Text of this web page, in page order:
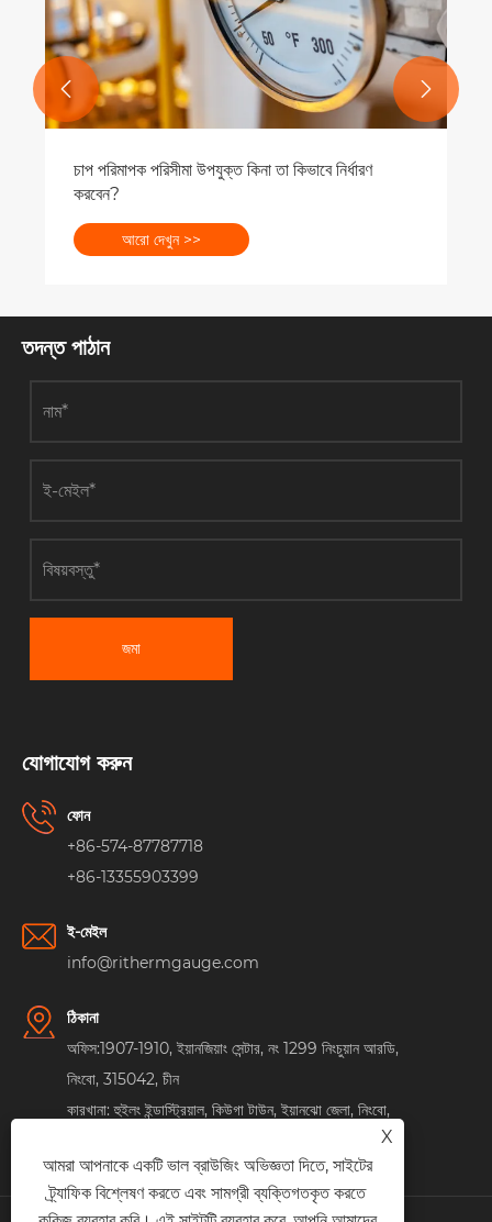
চাপ পরিমাপক পরিসীমা উপযুক্ত কিনা তা কিভাবে নির্ধারণ
করবেন?
আরো দেখুন >>
 
তদন্ত পাঠান
জমা
যোগাযোগ করুন
ফোন
+86-574-87787718
+86-13355903399
ই-মেইল
info@rithermgauge.com
ঠিকানা
অফিস:1907-1910, ইয়ানজিয়াং সেন্টার, নং 1299 নিংচুয়ান আরডি,
নিংবো, 315042, চীন
কারখানা: হুইলং ইন্ডাস্ট্রিয়াল, কিউগা টাউন, ইয়ানঝো জেলা, নিংবো,
X
আমরা আপনাকে একটি ভাল ব্রাউজিং অভিজ্ঞতা দিতে, সাইটের
ট্র্যাফিক বিশ্লেষণ করতে এবং সামগ্রী ব্যক্তিগতকৃত করতে